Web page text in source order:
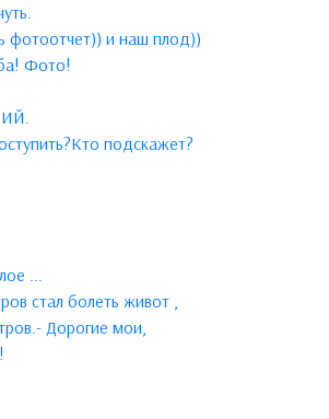
фотоотчет)) и наш плод))
Фото!
подскажет?
...
стал болеть живот ,
Дорогие мои,